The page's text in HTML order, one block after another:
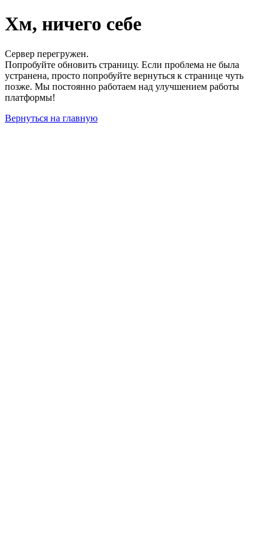
Хм, ничего себе
Сервер перегружен.
Попробуйте обновить страницу. Если проблема не была
устранена, просто попробуйте вернуться к странице чуть
позже. Мы постоянно работаем над улучшением работы
платформы!
Вернуться на главную